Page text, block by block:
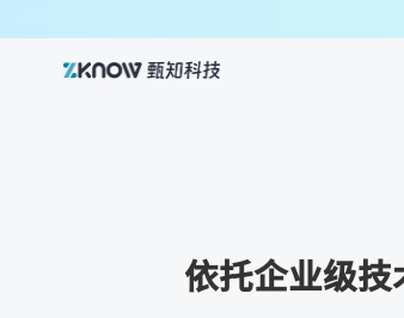
依托企业级技